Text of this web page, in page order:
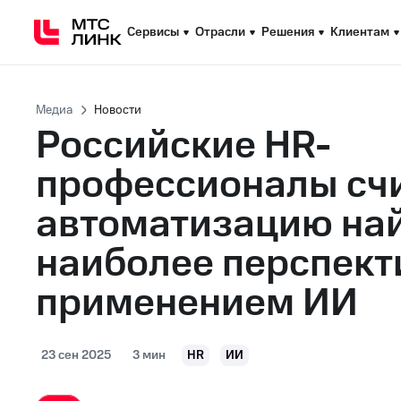
Сервисы Отрасли Решения Клиентам
Сервисы Отрасли Решения Клиентам
Медиа Новости
Российские HR-
профессионалы
автоматизацию
наиболее
применением ИИ
23 сен 2025 3 мин HR ИИ